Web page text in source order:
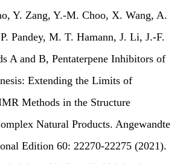
Y. Zang, Y.-M. Choo, X. Wang, A.
Pandey, M. T. Hamann, J. Li, J.-F.
A and B, Pentaterpene Inhibitors of
Extending the Limits of
Methods in the Structure
Natural Products. Angewandte
Edition 60: 22270-22275 (2021).